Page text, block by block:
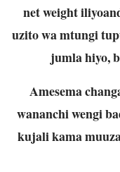
net weight
uzito wa mtungi
jumla hiyo,
Amesema
wananchi wengi
kujali kama